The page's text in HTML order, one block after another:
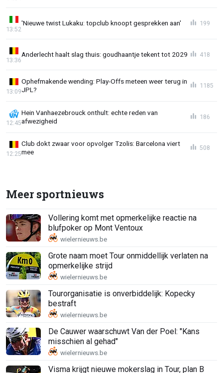
'Nieuwe twist Lukaku: topclub knoopt gesprekken aan'
13:52
199
Anderlecht haalt slag thuis: goudhaantje tekent tot 2029
13:36
418
Ophefmakende wending: Play-Offs meteen weer terug in
JPL?
13:09
1185
Hein Vanhaezebrouck onthult: echte reden van
afwezigheid
12:45
186
Club dokt zwaar voor opvolger Tzolis: Barcelona viert
mee
12:25
508
Meer sportnieuws
Vollering komt met opmerkelijke reactie na
blufpoker op Mont Ventoux
Grote naam moet Tour onmiddellijk verlaten na
opmerkelijke strijd
Tourorganisatie is onverbiddelijk: Kopecky
bestraft
De Cauwer waarschuwt Van der Poel: "Kans
misschien al gehad"
Visma krijgt nieuwe mokerslag in Tour, plan B